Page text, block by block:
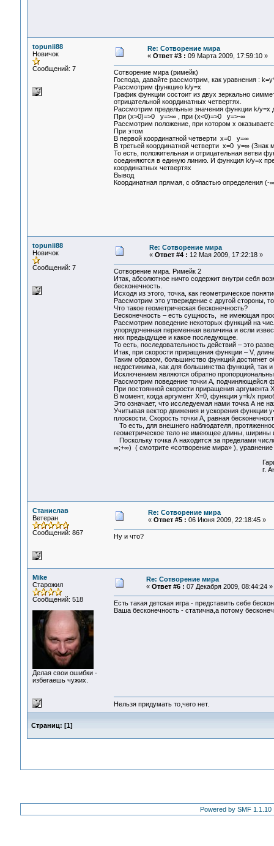
topunii88
Новичок
Сообщений: 7
Re: Сотворение мира
« Ответ #3 : 09 Марта 2009, 17:59:10 »
Сотворение мира (римейк)
Господа, давайте рассмотрим, как уравнения :
Рассмотрим функцию k/y=x
График функции состоит из двух зеркально
отрицательной координатных четвертях.
Рассмотрим предельные значения функции k/y=x
При (x>0)=>0 y=>∞ , при (x<0)=>0 y=>-∞
Рассмотрим положение, при котором x
При этом
В первой координатной четверти x=0 y=∞
В третьей координатной четверти x=0 y=∞ (Знак
То есть, положительная и отрицательная ветви
соединяются в единую линию. И функция k/y=x
координатных четвертях
Вывод
Координатная прямая, с областью определения (-
topunii88
Новичок
Сообщений: 7
Re: Сотворение мира
« Ответ #4 : 12 Мая 2009, 17:22:18 »
Сотворение мира. Римейк 2
Итак, абсолютное ничто содержит внутри себя
бесконечность.
Исходя из этого, точка, как геометрическое
Рассмотрим это утверждение с другой стороны,
Что такое геометрическая бесконечность?
Бесконечность – есть сущность, не имеющая
Рассмотрим поведение некоторых функций на
упорядоченная переменная величина и если
них предыдущее и какое последующее.
То есть, последовательность действий – это
Итак, при скорости приращения функции – V,
Таким образом, большинство функций достигнет
недостижима, как для большинства функций, так
Исключением являются обратно
Рассмотрим поведение точки А,
При постоянной скорости приращения
В момент, когда аргумент X=0, функция y=k/x
Это означает, что исследуемая нами точка А не
Учитывая вектор движения и ускорения функции
плоскости. Скорость точки А, равная
То есть, для внешнего наблюдателя,
геометрическое тело не имеющее длины, ширины
Поскольку точка А находится за пределами
∞;+∞) ( смотрите «сотворение мира» ),
Гарифов Виктор
г. Ангарск
Станислав
Ветеран
Сообщений: 867
Re: Сотворение мира
« Ответ #5 : 06 Июня 2009, 22:18:45 »
Ну и что?
Mike
Старожил
Сообщений: 518
Делая свои ошибки -
избегаешь чужих.
Re: Сотворение мира
« Ответ #6 : 07 Декабря 2009, 08:44:24 »
Есть такая детская игра - представить себе
Ваша бесконечность - статична,а потому
Нельзя придумать то,чего нет.
Страниц: [1]
Powered by SMF 1.1.10